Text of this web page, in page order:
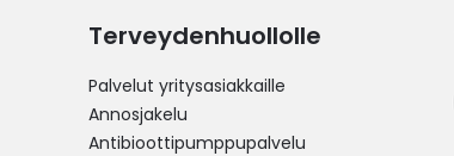
Terveydenhuollolle
Palvelut yritysasiakkaille
Annosjakelu
Antibioottipumppupalvelu